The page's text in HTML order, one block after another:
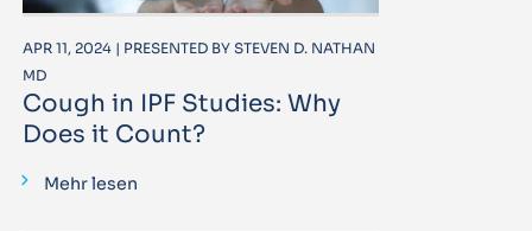
APR 11, 2024 | PRESENTED BY STEVEN D. NATHAN
MD
Cough in IPF Studies: Why
Does it Count?
Mehr lesen